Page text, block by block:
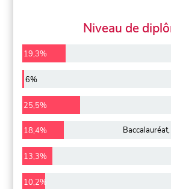
Niveau de
19,3%
6%
25,5%
18,4%
13,3%
10,2%